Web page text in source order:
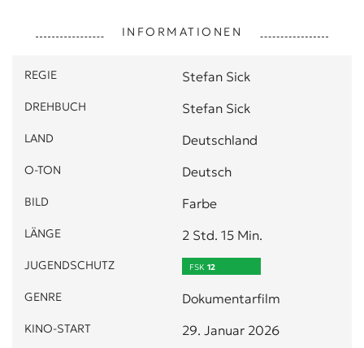
INFORMATIONEN
REGIE Stefan Sick
DREHBUCH Stefan Sick
LAND Deutschland
O-TON Deutsch
BILD Farbe
LÄNGE 2 Std. 15 Min.
JUGENDSCHUTZ FSK 12
GENRE Dokumentarfilm
KINO-START 29. Januar 2026